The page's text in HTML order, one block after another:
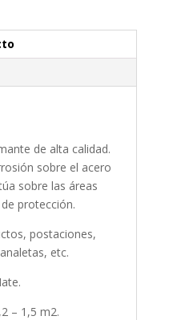
de alta calidad.
sobre el acero
sobre las áreas
protección.
postaciones,
etc.
– 1,5 m2.